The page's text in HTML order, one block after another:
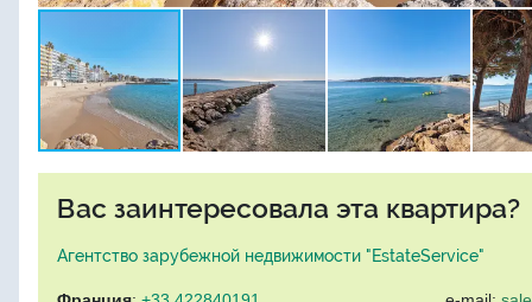
Вас заинтересовала эта квартира?
Агентство зарубежной недвижимости "EstateService"